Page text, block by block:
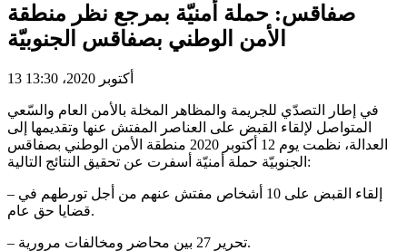
صفاقس: حملة أمنيّة بمرجع نظر منطقة
الأمن الوطني بصفاقس الجنوبيّة
13 أكتوبر 2020، 13:30
في إطار التصدّي للجريمة والمظاهر المخلة بالأمن العام والسّعي
المتواصل لإلقاء القبض على العناصر المفتش عنها وتقديمها إلى
العدالة، نظمت يوم 12 أكتوبر 2020 منطقة الأمن الوطني بصفاقس
الجنوبيّة حملة أمنيّة أسفرت عن تحقيق النتائج التالية:
– إلقاء القبض على 10 أشخاص مفتش عنهم من أجل تورطهم في
قضايا حق عام.
– تحرير 27 بين محاضر ومخالفات مرورية.